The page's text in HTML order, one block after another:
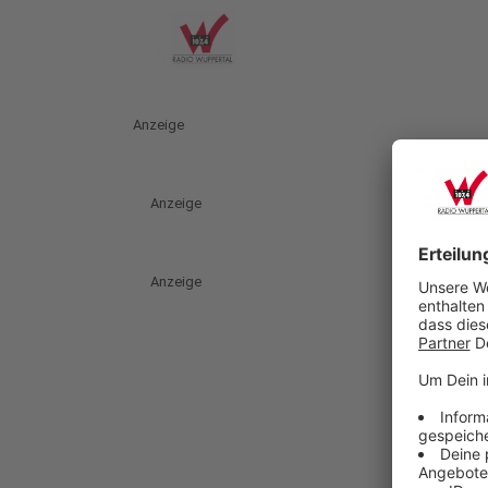
Anzeige
Anzeige
Anzeige